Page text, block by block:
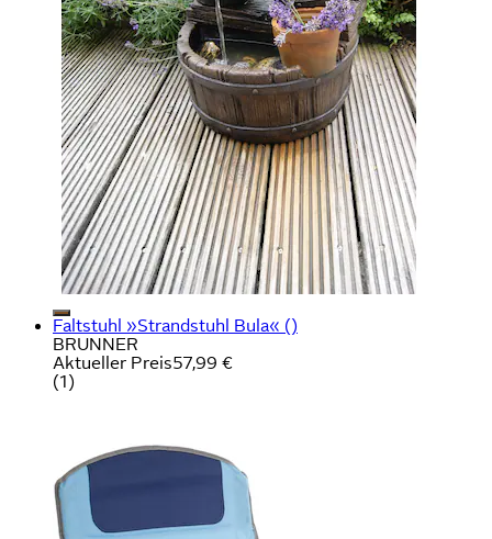
Faltstuhl »Strandstuhl Bula« ()
BRUNNER
Aktueller Preis57,99 €
(1)